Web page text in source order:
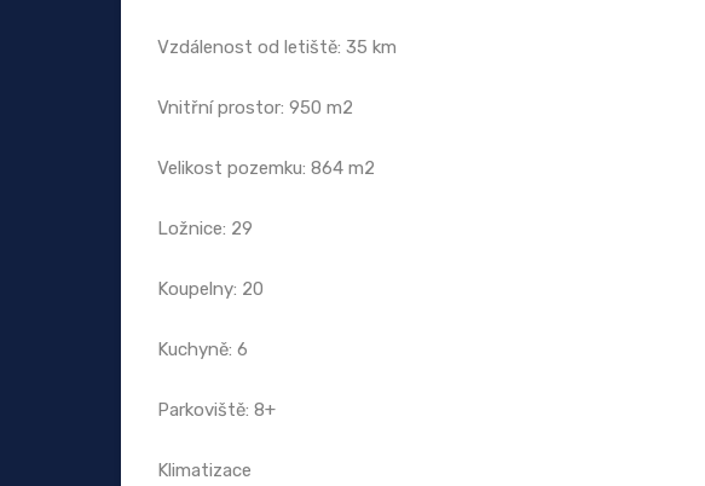
Vzdálenost od letiště: 35 km
Vnitřní prostor: 950 m2
Velikost pozemku: 864 m2
Ložnice: 29
Koupelny: 20
Kuchyně: 6
Parkoviště: 8+
Klimatizace